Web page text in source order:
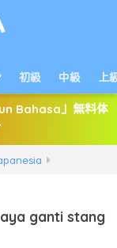
初級 中級 上
Bahasa」無料体
ganti stang